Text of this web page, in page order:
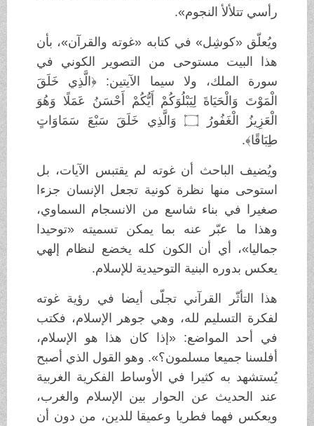
رأسي تتلألأ النجوم».
ويُعلّق «كوشِل» في كتابه «غوته والقرآن»، بأن
هذا البيت مستوحى من التصوير الكوني في
سورة الملك، ولا سيما الآيتين: ﴿الَّذِي خَلَقَ
الْمَوْتَ وَالْحَيَاةَ لِيَبْلُوَكُمْ أَيُّكُمْ أَحْسَنُ عَمَلًا وَهُوَ
الْعَزِيزُ الْغَفُورُ ۝ وَالَّذِي خَلَقَ سَبْعَ سَمَاوَاتٍ
طِبَاقًا﴾.
ويُضيف الباحث أن غوته لم يقتبس الآيات، بل
استوحى منها نظرة كونية تجعل الإنسان جزءا
صغيرا في بناء شاسع من الانسجام السماوي،
وهذا ما عبّر عنه بما يمكن تسميته «توحيدا
جماليا»، أي أن الكون كله يخضع لنظام إلهي
يعكس بدوره البنية التوحيدية للإسلام.
هذا التأثّر القرآني تجلّى أيضا في رؤية غوته
لفكرة التسليم لله، وهي جوهر الإسلام، فكتب
في أحد المواضع: «إذا كان هذا هو الإسلام،
أفلسنا جميعا مسلمون؟». وهو القول الذي أصبح
يُستشهد به كثيرا في الأوساط الفكرية الغربية
عند الحديث عن الحوار بين الإسلام والغرب،
ويعكس فهما فطريا وعميقا للدين، من دون أن